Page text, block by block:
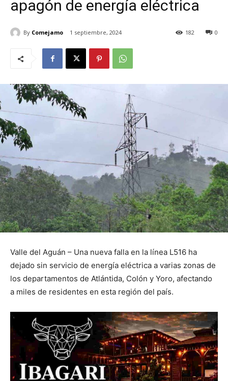
apagón de energía eléctrica
By Comejamo 1 septiembre, 2024 0
182
Valle del Aguán – Una nueva falla en la línea L516 ha
dejado sin servicio de energía eléctrica a varias zonas de
los departamentos de Atlántida, Colón y Yoro, afectando
a miles de residentes en esta región del país.